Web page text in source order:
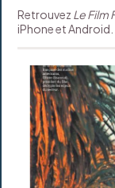
Retrouvez Le Film
iPhone et Android.